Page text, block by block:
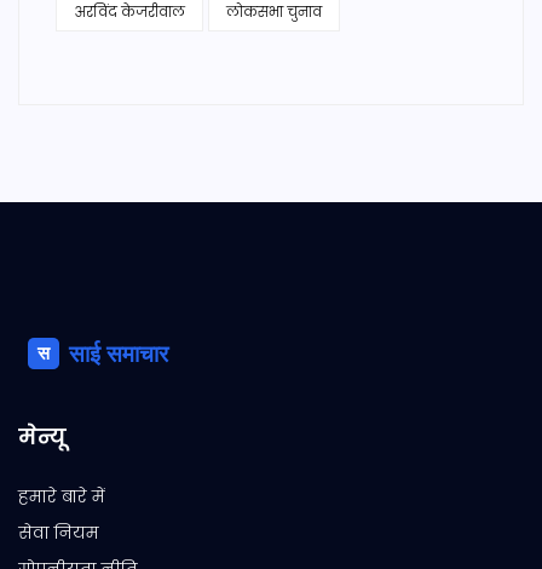
अरविंद केजरीवाल लोकसभा चुनाव
मेन्यू
हमारे बारे में
सेवा नियम